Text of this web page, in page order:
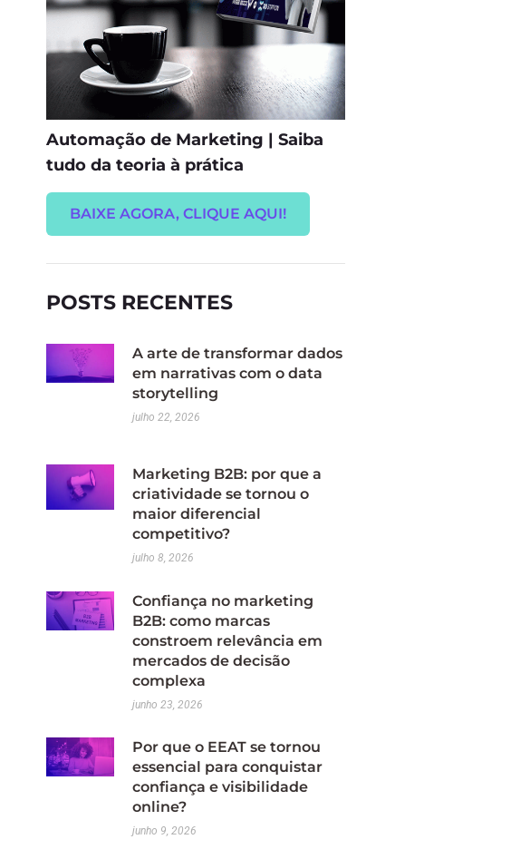
Automação de Marketing | Saiba
tudo da teoria à prática
BAIXE AGORA, CLIQUE AQUI!
POSTS RECENTES
A arte de transformar dados
em narrativas com o data
storytelling
julho 22, 2026
Marketing B2B: por que a
criatividade se tornou o
maior diferencial
competitivo?
julho 8, 2026
Confiança no marketing
B2B: como marcas
constroem relevância em
mercados de decisão
complexa
junho 23, 2026
Por que o EEAT se tornou
essencial para conquistar
confiança e visibilidade
online?
junho 9, 2026